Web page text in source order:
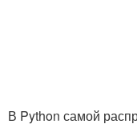
В Python самой